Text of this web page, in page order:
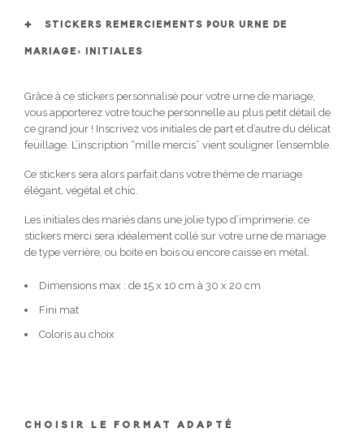
STICKERS REMERCIEMENTS POUR URNE DE
MARIAGE, INITIALES
Grâce à ce stickers personnalisé pour votre urne de mariage,
vous apporterez votre touche personnelle au plus petit détail de
ce grand jour ! Inscrivez vos initiales de part et d’autre du délicat
feuillage. L’inscription “mille mercis” vient souligner l’ensemble.
Ce stickers sera alors parfait dans votre thème de mariage
élégant, végétal et chic.
Les initiales des mariés dans une jolie typo d’imprimerie, ce
stickers merci sera idéalement collé sur votre urne de mariage
de type verrière, ou boite en bois ou encore caisse en métal.
Dimensions max : de 15 x 10 cm à 30 x 20 cm
Fini mat
Coloris au choix
CHOISIR LE FORMAT ADAPTÉ